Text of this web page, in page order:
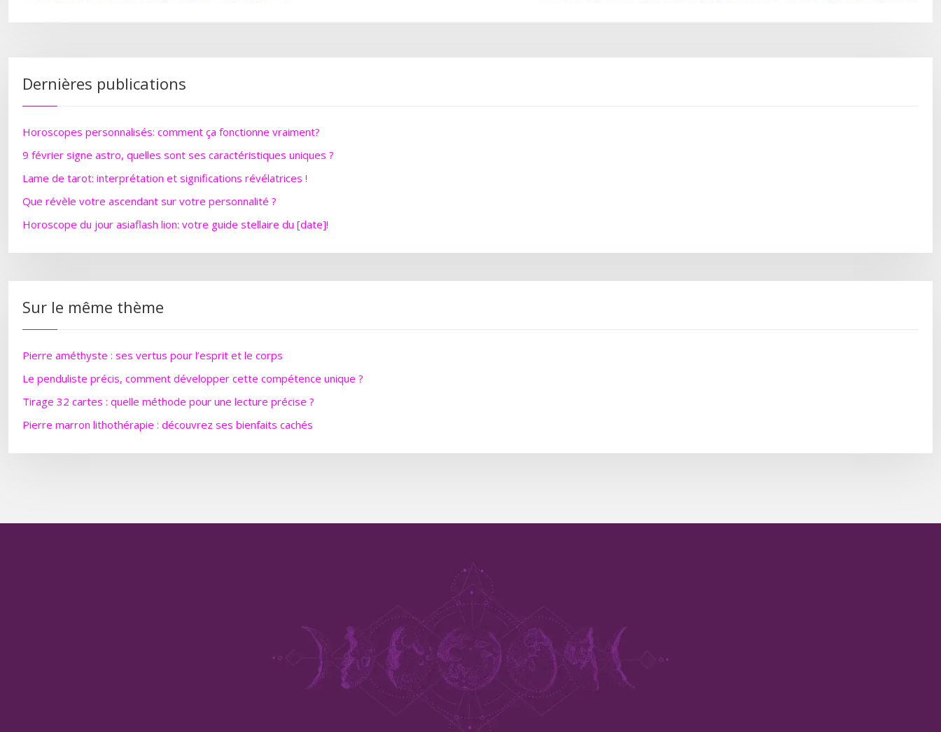
Dernières publications
Horoscopes personnalisés: comment ça fonctionne vraiment?
9 février signe astro, quelles sont ses caractéristiques uniques ?
Lame de tarot: interprétation et significations révélatrices !
Que révèle votre ascendant sur votre personnalité ?
Horoscope du jour asiaflash lion: votre guide stellaire du [date]!
Sur le même thème
Pierre améthyste : ses vertus pour l’esprit et le corps
Le penduliste précis, comment développer cette compétence unique ?
Tirage 32 cartes : quelle méthode pour une lecture précise ?
Pierre marron lithothérapie : découvrez ses bienfaits cachés